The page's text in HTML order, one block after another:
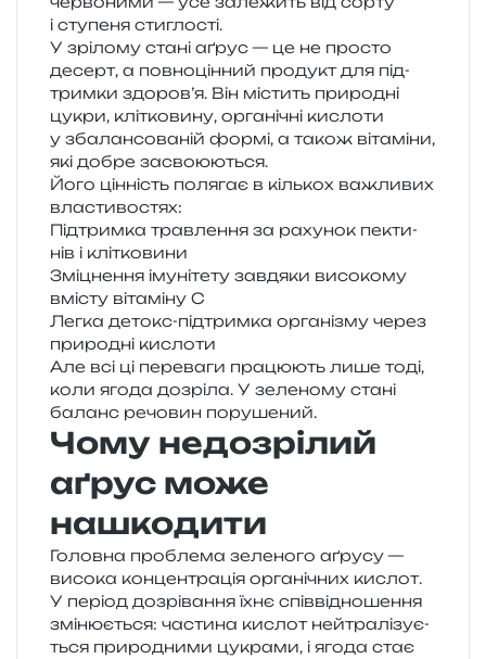
і сту­пе­ня стиглості.
У зрі­ло­му стані аґрус — це не про­сто
десерт, а пов­но­цін­ний про­дукт для під­
трим­ки здоров’я. Він містить при­ро­дні
цукри, клі­тко­ви­ну, орга­ні­чні кисло­ти
у зба­лан­со­ва­ній формі, а також віта­мі­ни,
які добре засвоюються.
Його цін­ність поля­гає в кіль­кох важли­вих
властивостях:
Підтримка трав­ле­н­ня за раху­нок пекти­
нів і клітковини
Зміцнення іму­ні­те­ту зав­дя­ки висо­ко­му
вмі­сту віта­мі­ну C
Легка детокс-під­трим­ка орга­ні­зму через
при­ро­дні кислоти
Але всі ці пере­ва­ги пра­цю­ють лише тоді,
коли ягода дозрі­ла. У зеле­но­му стані
баланс речо­вин порушений.
Чому недозрілий
аґрус може
нашкодити
Головна про­бле­ма зеле­но­го аґру­су —
висо­ка кон­цен­тра­ція орга­ні­чних кислот.
У пері­од дозрі­ва­н­ня їхнє спів­від­но­ше­н­ня
змі­ню­є­ться: части­на кислот ней­тра­лі­зу­є­
ться при­ро­дни­ми цукра­ми, і ягода стає